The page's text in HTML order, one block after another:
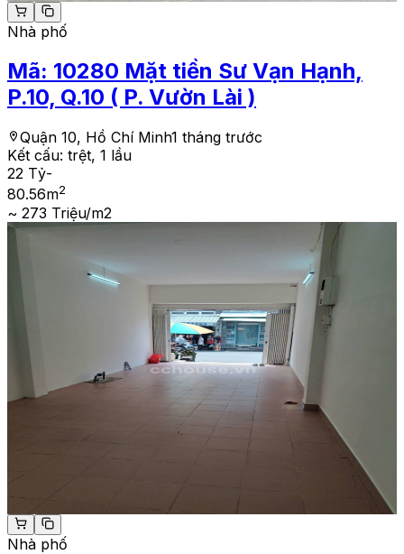
Nhà phố
Mã: 10280 Mặt tiền Sư Vạn Hạnh,
P.10, Q.10 ( P. Vườn Lài )
Quận 10, Hồ Chí Minh1 tháng trước
Kết cấu: trệt, 1 lầu
22 Tỷ-
80.56m2
~ 273 Triệu/m2
Nhà phố